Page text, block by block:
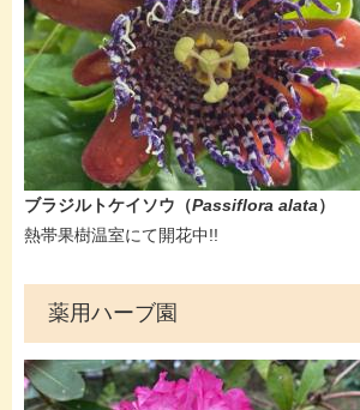
ブラジルトケイソウ （Passiflora alata）
​熱帯果樹温室にて開花中!!
薬用ハーブ園